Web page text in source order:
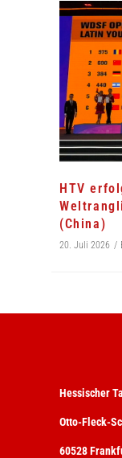
HTV
(China)
20. Juli 2026
Hessischer
Otto-Fleck-
60528